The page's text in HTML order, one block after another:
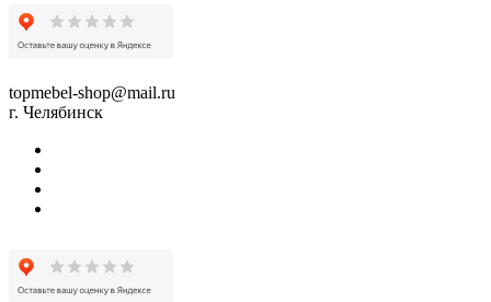
topmebel-shop@mail.ru
г. Челябинск